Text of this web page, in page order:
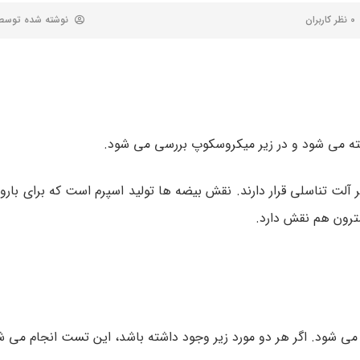
0 نظر کاربران نوشته شده
می شود و در زیر میکروسکوپ بررسی می شود.
تناسلی قرار دارند. نقش بیضه ها تولید اسپرم است که برای
هم نقش دارد.
می شود. اگر هر دو مورد زیر وجود داشته باشد، این تست انجام می